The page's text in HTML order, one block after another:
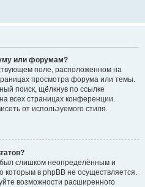
или форумам?
поле, расположенном на
просмотра форума или темы.
поиск, щёлкнув по ссылке
всех страницах конференции.
от используемого стиля.
слишком неопределённым и
которым в phpBB не осуществляется.
возможности расширенного